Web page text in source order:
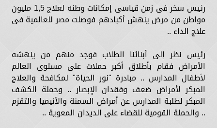
رئيس سخر فى زمن قياسى إمكانات وطنه لعلاج 1,5 مليون
مواطن من مرض ينهش أكبادهم فوصلت مصر للعالمية فى
علاج الداء ..
رئيس نظر إلى أبنائنا الطلاب فوجد منهم من ينهشه
الأمراض فقام بأطلاق أكبر حملات على مستوى العالم
لأطفال المدارس .. مبادرة "نور الحياة" لمكافحة والعلاج
المبكر لأمراض ضعف وفقدان الإبصار .. وحملة الكشف
المبكر لطلبة المدارس عن أمراض السمنة والأنيميا والتقزم
.. والحملة القومية للقضاء على الديدان المعوية ..